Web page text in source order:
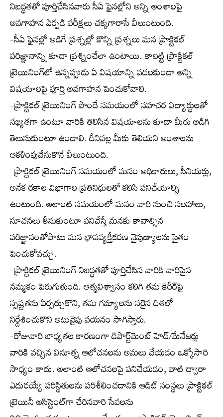
నిబద్ధతతో పూర్తిచేసినవారు సీఏ ఫైనల్లోని అన్ని అంశాలపై
అవగాహన ఏర్పడి పరీక్షలు చక్కగారాసే వీలుంటుంది.
-సీఏ ఫైనల్లో అడిగే ప్రశ్నల్లో కొన్ని ప్రశ్నలు మన ప్రాక్టికల్
పరిజ్ఞానాన్ని కూడా ప్రశ్నించేలా ఉంటాయి. కాబట్టి ప్రాక్టికల్
ట్రెయినింగ్‌లో ఉన్నప్పుడు ఏ విషయాన్ని వదలకుండా అన్ని
విషయాలపై పూర్తి అవగాహన పెంచుకోవాలి.
-ప్రాక్టికల్ ట్రెయినింగ్ పొందే సమయంలో సహచర విద్యార్థులతో
సఖ్యతగా ఉంటూ వారికి తెలిసిన విషయాలను కూడా మీరు అడిగి
తెలుసుకుంటూ ఉండాలి. దీనివల్ల మీకు తెలియని అంశాలను
ఆకళింపుచేసుకొనే వీలుంటుంది.
-ప్రాక్టికల్ ట్రెయినింగ్ సమయంలో మనం అధికారులు, సీనియర్లు,
అనేక రకాల విభాగాల ప్రతినిధులతో కలిసి పనిచేయాల్సి
ఉంటుంది. అలాంటి సమయంలో మనం వారి నుంచి సలహాలు,
సూచనలు తీసుకుంటూ పనిచేస్తే మనకు కావాల్సిన
పరిజ్ఞానంతోపాటు మన భావవ్యక్తీకరణ నైపుణ్యాలను సైతం
పెంచుకోవచ్చు.
-ప్రాక్టికల్ ట్రెయినింగ్ నిబద్ధతతో పూర్తిచేసిన వారికి వారిపైన
నమ్మకం పెరుగుతుంది. ఆత్మవిశ్వాసం కలిగి తమ కెరీర్‌పై
స్పష్టతను ఏర్పర్చుకొని, తమ గమ్యాలను సరైన దిశలో
నిర్దేశించుకొని అటువైపు పయనం సాగిస్తారు.
-రోజువారి బాధ్యతల కారణంగా డిపార్ట్‌మెంట్ హెడ్/మేనేజర్లు
వారికి వచ్చిన వినూత్న ఆలోచనలను అమలు చేయడం ఒక్కోసారి
సాధ్యం కాదు. అలాంటి ఆలోచనలపై పనిచేయడం, వాటి ద్వారా
ఎదురయ్యే పరిస్థితులను పరిశీలించడానికి ఆడిట్ సంస్థలు ప్రాక్టికల్
ట్రెయినీ అసిస్టెంట్‌గా చేరినవారి సేవలను